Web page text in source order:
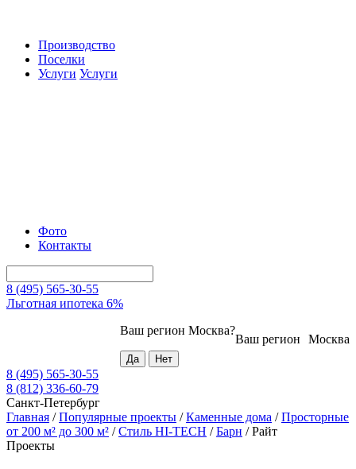
Производство
Поселки
Услуги Услуги
Фото
Контакты
8 (495) 565-30-55
Льготная ипотека 6%
Москва
Ваш регион
Ваш регион Москва?
8 (495) 565-30-55
8 (812) 336-60-79
Санкт-Петербург
Главная /Популярные проекты /Каменные дома /Просторные
от 200 м² до 300 м² /Стиль HI-TECH /Барн /Райт
Проекты